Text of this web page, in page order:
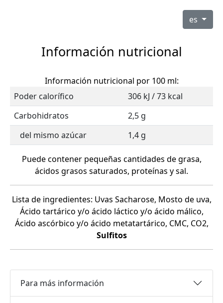
es
Información nutricional
Información nutricional por 100 ml:
Poder calorífico
306 kJ / 73 kcal
Carbohidratos
2,5 g
del mismo azúcar
1,4 g
Puede contener pequeñas cantidades de grasa,
ácidos grasos saturados, proteínas y sal.
Lista de ingredientes: Uvas Sacharose, Mosto de uva,
Ácido tartárico y/o ácido láctico y/o ácido málico,
Ácido ascórbico y/o ácido metatartárico, CMC, CO2,
Sulfitos
Para más información